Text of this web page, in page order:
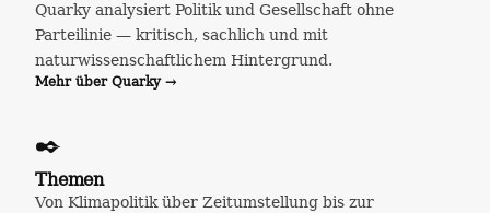
Quarky analysiert Politik und Gesellschaft ohne
Parteilinie — kritisch, sachlich und mit
naturwissenschaftlichem Hintergrund.
Mehr über Quarky →
✒️
Themen
Von Klimapolitik über Zeitumstellung bis zur